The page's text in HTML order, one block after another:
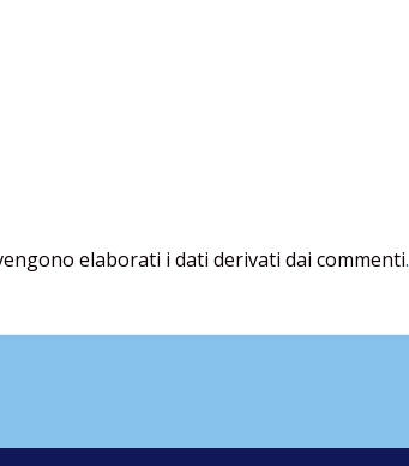
elaborati i dati derivati dai commenti.